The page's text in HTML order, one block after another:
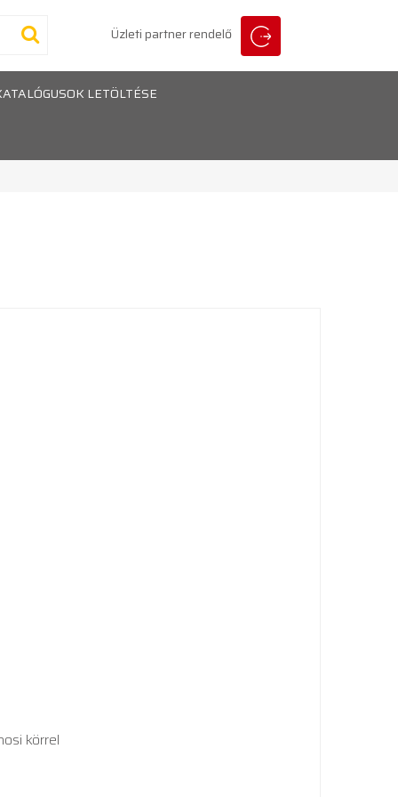
Üzleti partner rendelő
LETÖLTÉSE
körrel